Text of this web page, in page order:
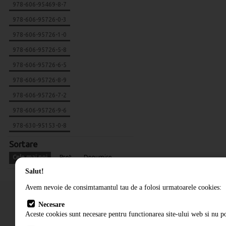
978-606-95469-8-7
978-606-95726-0-3
978-606-95726-1-0
978-606-95726-5-8
978-606-95726-6-5
978-606-95726-8-9
978-606-95726-7-2
978-606-95726-9-6
978-630-95153-0-8
Sortare
Cele mai noi Pret Denumire
Salut!
Avem nevoie de consimtamantul tau de a folosi urmatoarele cookies:
Necesare
Aceste cookies sunt necesare pentru functionarea site-ului web si nu